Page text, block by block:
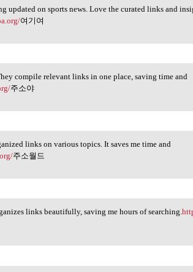
staying
updated on sports news. Love the curated links and
여기여
compile relevant links in one place, saving time and
주소야
for
links on various topics. It saves me time and
주소월드
It
links beautifully, saving me hours of searching.